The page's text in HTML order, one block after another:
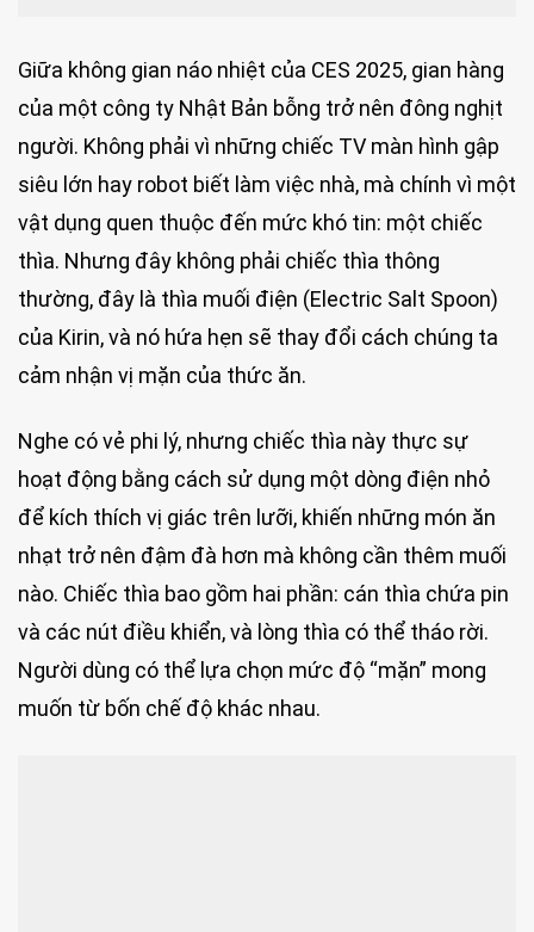
Giữa không gian náo nhiệt của CES 2025, gian hàng
của một công ty Nhật Bản bỗng trở nên đông nghịt
người. Không phải vì những chiếc TV màn hình gập
siêu lớn hay robot biết làm việc nhà, mà chính vì một
vật dụng quen thuộc đến mức khó tin: một chiếc
thìa. Nhưng đây không phải chiếc thìa thông
thường, đây là thìa muối điện (Electric Salt Spoon)
của Kirin, và nó hứa hẹn sẽ thay đổi cách chúng ta
cảm nhận vị mặn của thức ăn.
Nghe có vẻ phi lý, nhưng chiếc thìa này thực sự
hoạt động bằng cách sử dụng một dòng điện nhỏ
để kích thích vị giác trên lưỡi, khiến những món ăn
nhạt trở nên đậm đà hơn mà không cần thêm muối
nào. Chiếc thìa bao gồm hai phần: cán thìa chứa pin
và các nút điều khiển, và lòng thìa có thể tháo rời.
Người dùng có thể lựa chọn mức độ “mặn” mong
muốn từ bốn chế độ khác nhau.